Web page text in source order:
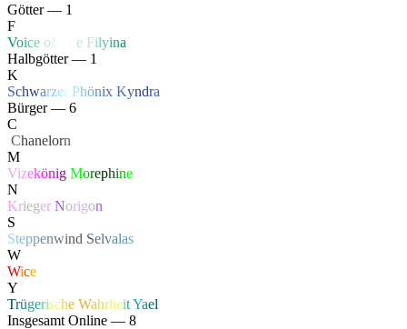
Götter — 1
F
Voice of e Filyina
Halbgötter — 1
K
Schwarzer Phönix Kyndra
Bürger — 6
C
Chanelorn
M
Vizekönig Morephine
N
Krieger Norigon
S
Steppenwind Selvalas
W
Wice
Y
Trügerische WahrheitYael
Insgesamt Online — 8